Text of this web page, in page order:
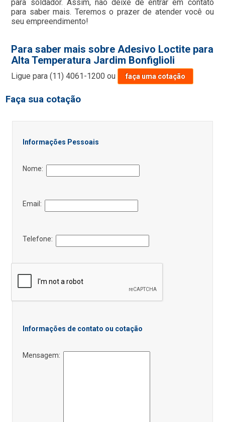
para soldador. Assim, não deixe de entrar em contato
para saber mais. Teremos o prazer de atender você ou
seu empreendimento!
Para saber mais sobre Adesivo Loctite para
Alta Temperatura Jardim Bonfiglioli
Ligue para(11) 4061-1200 ou faça uma cotação
Faça sua cotação
Informações Pessoais
Nome:
Email:
Telefone:
Informações de contato ou cotação
Mensagem: